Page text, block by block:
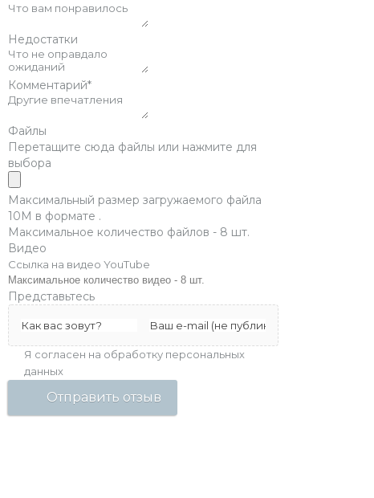
Недостатки
Комментарий*
Файлы
Перетащите сюда файлы или нажмите для
выбора
Максимальный размер загружаемого файла
10M в формате .
Максимальное количество файлов - 8 шт.
Видео
Максимальное количество видео - 8 шт.
Представьтесь
Я согласен на обработку персональных
данных
Отправить отзыв